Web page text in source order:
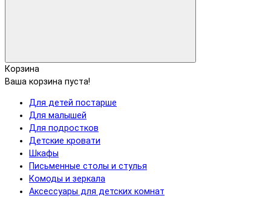
Корзина
Ваша корзина пуста!
Для детей постарше
Для малышей
Для подростков
Детские кровати
Шкафы
Письменные столы и стулья
Комоды и зеркала
Аксессуары для детских комнат